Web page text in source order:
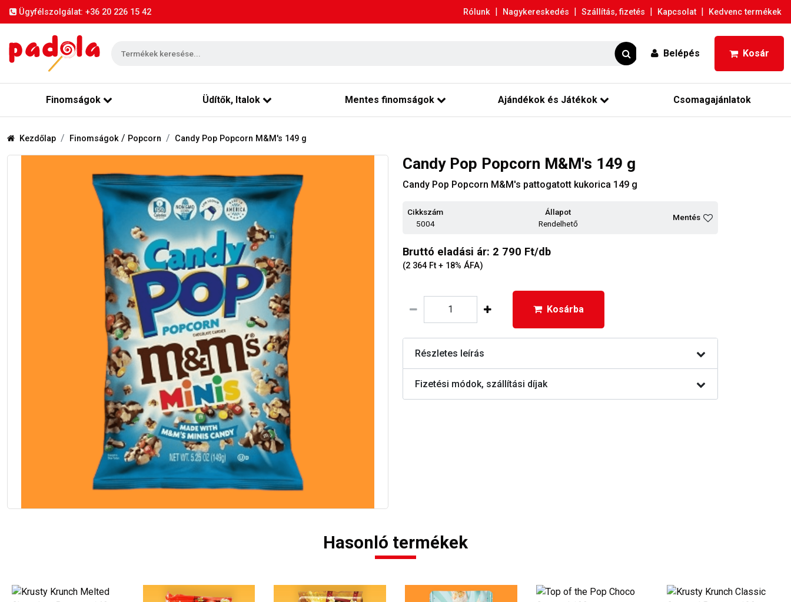
Ügyfélszolgálat: +36 20 226 15 42 Rólunk | Nagykereskedés | Szállítás, fizetés | Kapcsolat | Kedvenc termékek
Belépés Kosár
Finomságok Üdítők, Italok Mentes finomságok Ajándékok és Játékok Csomagajánlatok
Kezdőlap Finomságok / Popcorn Candy Pop Popcorn M&M's 149 g
Candy Pop Popcorn M&M's 149 g
Candy Pop Popcorn M&M's pattogatott kukorica 149 g
Cikkszám
5004
Állapot
Rendelhető
Mentés
Bruttó eladási ár: 2 790 Ft/db
(2 364 Ft + 18% ÁFA)
Kosárba
Részletes leírás
Fizetési módok, szállítási díjak
Hasonló termékek